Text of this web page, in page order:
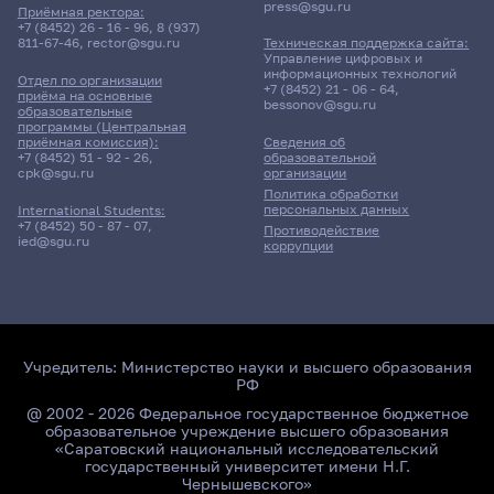
Поиск по ключевым словам
Главные
Приёмная ректора:
+7 (8452) 26 - 16 - 96, 8 (937)
811-67-46, rector@sgu.ru
Отдел по организации
приёма на основные
образовательные
программы (Центральная
приёмная комиссия):
+7 (8452) 51 - 92 - 26,
cpk@sgu.ru
International Students:
+7 (8452) 50 - 87 - 07,
ied@sgu.ru
Сведения об
образовательной
организации
Политика обработки
персональных данных
Противодействие
коррупции
press@sgu.ru
Техническая поддержка сайта:
Управление цифровых и
информационных технологий
+7 (8452) 21 - 06 - 64,
bessonov@sgu.ru
Учредитель: Министерство науки и высшего образования
РФ
@ 2002 - 2026 Федеральное государственное бюджетное
образовательное учреждение высшего образования
«Саратовский национальный исследовательский
государственный университет имени Н.Г.
Чернышевского»